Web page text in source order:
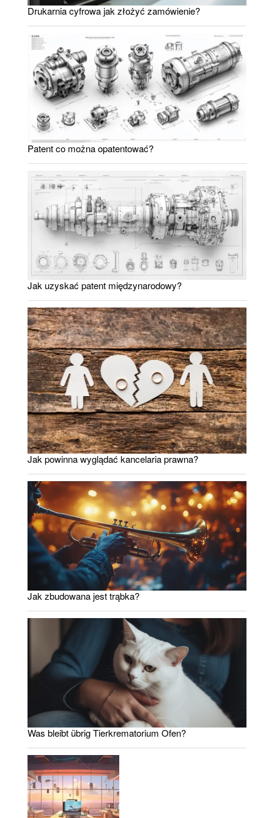
Drukarnia cyfrowa jak złożyć zamówienie?
Patent co można opatentować?
Jak uzyskać patent międzynarodowy?
Jak powinna wyglądać kancelaria prawna?
Jak zbudowana jest trąbka?
Was bleibt übrig Tierkrematorium Ofen?